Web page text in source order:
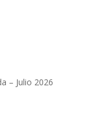
– Julio 2026